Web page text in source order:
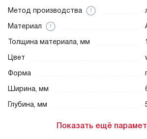
Метод производства
Материал
Толщина материала, мм
Цвет
Форма
Ширина, мм
Глубина, мм
Показать ещё